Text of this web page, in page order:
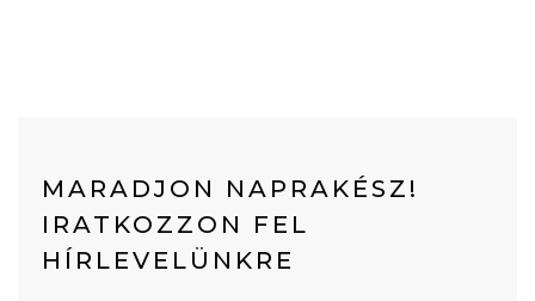
MARADJON NAPRAKÉSZ!
IRATKOZZON FEL
HÍRLEVELÜNKRE